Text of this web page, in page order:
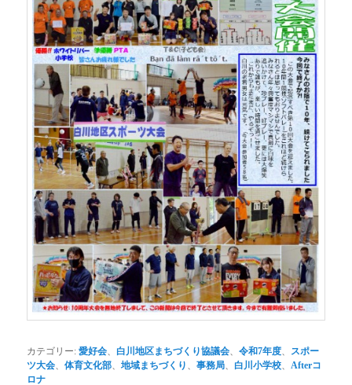
カテゴリー: 愛好会、 白川地区まちづくり協議会、令和7年度、 スポー
ツ大会、体育文化部、地域まちづくり 、事務局、 白川小学校、Afterコ
ロナ